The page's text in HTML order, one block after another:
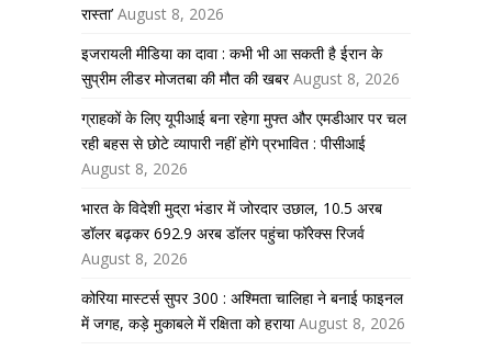
रास्ता’ August 8, 2026
इजरायली मीडिया का दावा : कभी भी आ सकती है ईरान के
सुप्रीम लीडर मोजतबा की मौत की खबर August 8, 2026
ग्राहकों के लिए यूपीआई बना रहेगा मुफ्त और एमडीआर पर चल
रही बहस से छोटे व्यापारी नहीं होंगे प्रभावित : पीसीआई
August 8, 2026
भारत के विदेशी मुद्रा भंडार में जोरदार उछाल, 10.5 अरब
डॉलर बढ़कर 692.9 अरब डॉलर पहुंचा फॉरेक्स रिजर्व
August 8, 2026
कोरिया मास्टर्स सुपर 300 : अश्मिता चालिहा ने बनाई फाइनल
में जगह, कड़े मुकाबले में रक्षिता को हराया August 8, 2026